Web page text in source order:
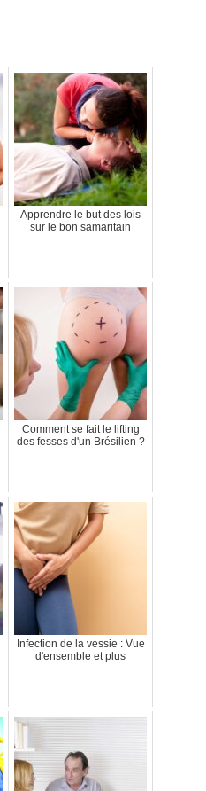
Apprendre le but des lois
sur le bon samaritain
Comment se fait le lifting
des fesses d'un Brésilien ?
Infection de la vessie : Vue
d'ensemble et plus